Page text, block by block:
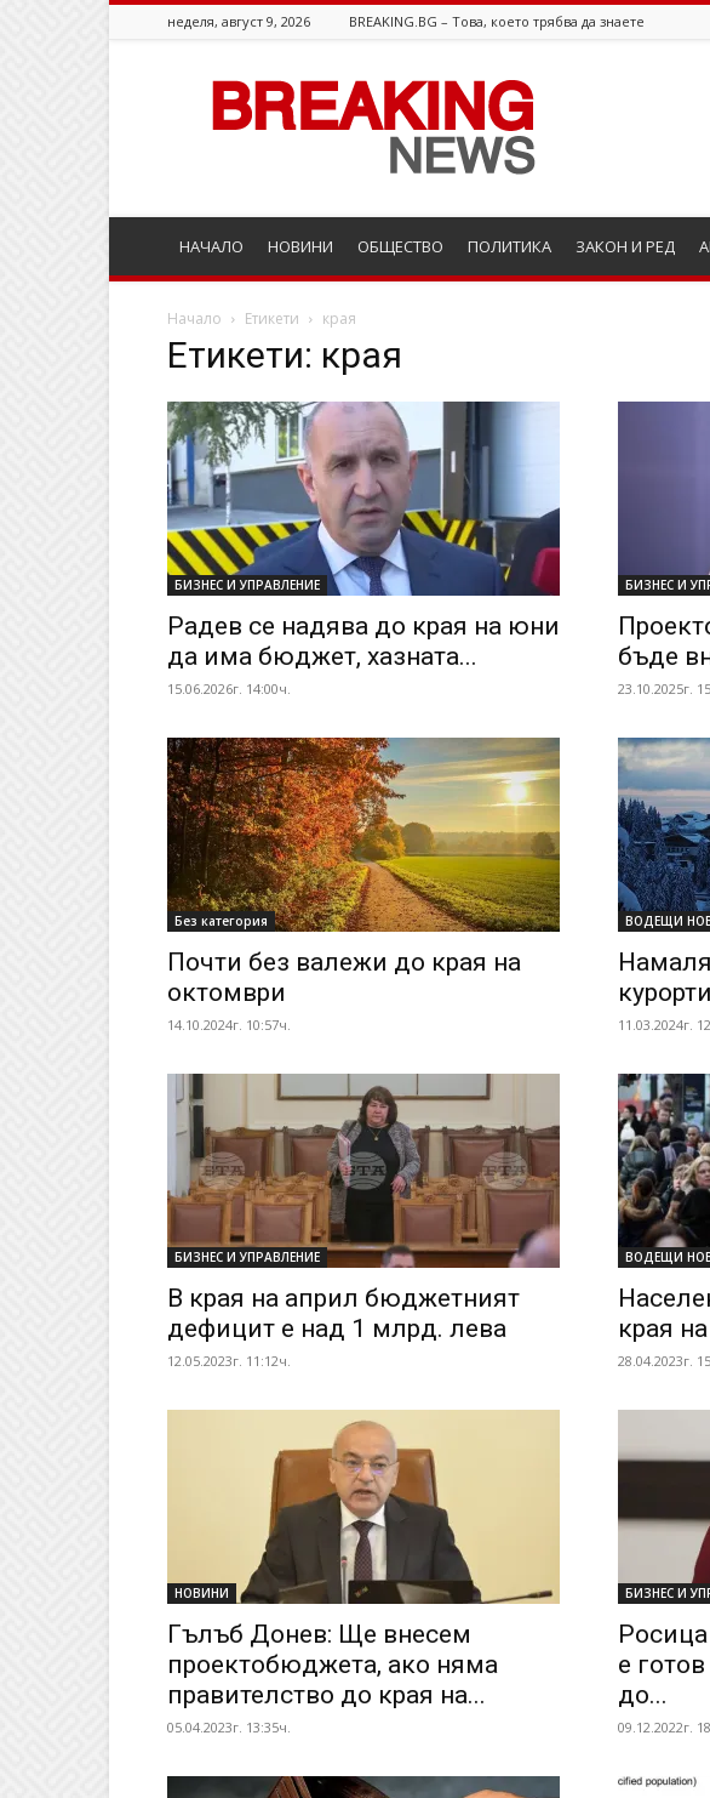
неделя, август 9, 2026 BREAKING.BG – Това, което трябва да знаете
Breaking.bg
НАЧАЛО НОВИНИ ОБЩЕСТВО ПОЛИТИКА ЗАКОН И РЕД
Начало Етикети края
Етикети: края
БИЗНЕС И УПРАВЛЕНИЕ
Радев се надява до края на юни
да има бюджет, хазната...
15.06.2026г. 14:00ч.
БИЗНЕС И
бъде
23.10.2025г.
Без категория
Почти без валежи до края на
октомври
14.10.2024г. 10:57ч.
ВОДЕЩИ
11.03.2024г.
БИЗНЕС И УПРАВЛЕНИЕ
В края на април бюджетният
дефицит е над 1 млрд. лева
12.05.2023г. 11:12ч.
ВОДЕЩИ
края
28.04.2023г.
НОВИНИ
Гълъб Донев: Ще внесем
проектобюджета, ако няма
правителство до края на...
05.04.2023г. 13:35ч.
БИЗНЕС И
е
до...
09.12.2022г.